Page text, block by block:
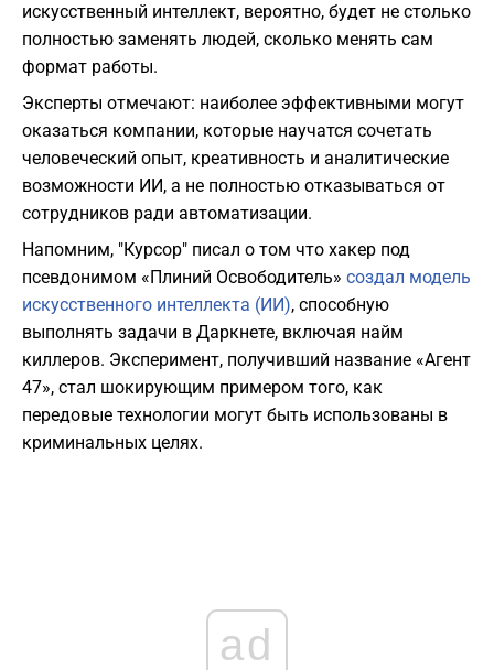
искусственный интеллект, вероятно, будет не столько
полностью заменять людей, сколько менять сам
формат работы.
Эксперты отмечают: наиболее эффективными могут
оказаться компании, которые научатся сочетать
человеческий опыт, креативность и аналитические
возможности ИИ, а не полностью отказываться от
сотрудников ради автоматизации.
Напомним, "Курсор" писал о том что хакер под
псевдонимом «Плиний Освободитель» создал модель
искусственного интеллекта (ИИ), способную
выполнять задачи в Даркнете, включая найм
киллеров. Эксперимент, получивший название «Агент
47», стал шокирующим примером того, как
передовые технологии могут быть использованы в
криминальных целях.
ad